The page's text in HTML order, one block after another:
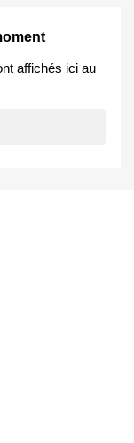
affichés ici au